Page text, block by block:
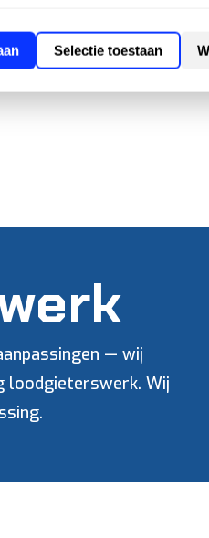
— wij
loodgieterswerk. Wij
Selectie toestaan